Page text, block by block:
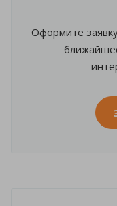
Оформите